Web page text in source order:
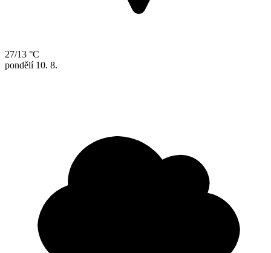
27/13 °C
pondělí 10. 8.